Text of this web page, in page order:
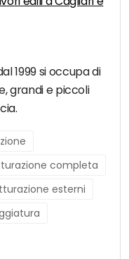
1999 si occupa di
grandi e piccoli
completa
esterni